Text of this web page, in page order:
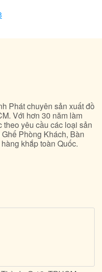
Phát chuyên sản xuất đồ
Với hơn 30 năm làm
theo yêu cầu các loại sản
Phòng Khách, Bàn
khắp toàn Quốc.